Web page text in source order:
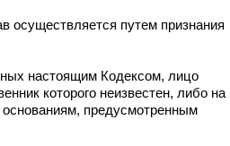
осуществляется путем признания
настоящим Кодексом, лицо
которого неизвестен, либо на
основаниям, предусмотренным